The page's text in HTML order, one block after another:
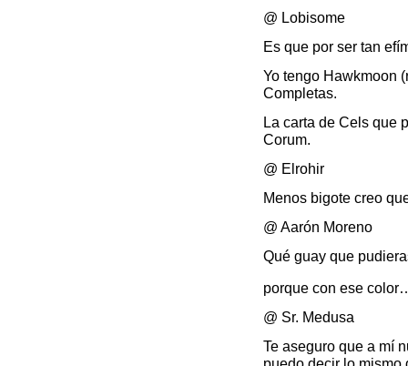
@ Lobisome
Es que por ser tan
Yo tengo Hawkmoon
Completas.
La carta de Cels que
Corum.
@ Elrohir
Menos bigote creo
@ Aarón Moreno
Qué guay que
porque con ese
@ Sr. Medusa
Te aseguro que a mí